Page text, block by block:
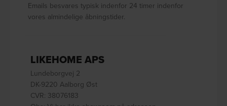
Emails besvares typisk indenfor 24 timer indenfor
vores almindelige åbningstider.
LIKEHOME APS
Lundeborgvej 2
DK-9220 Aalborg Øst
CVR: 38076183